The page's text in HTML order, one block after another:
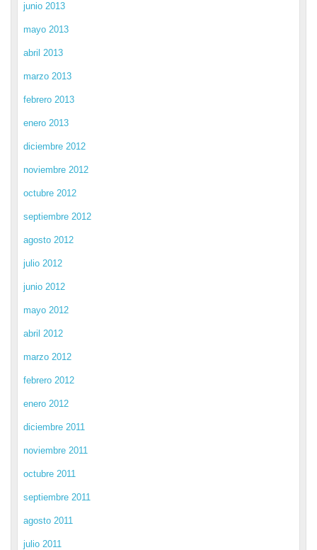
junio 2013
mayo 2013
abril 2013
marzo 2013
febrero 2013
enero 2013
diciembre 2012
noviembre 2012
octubre 2012
septiembre 2012
agosto 2012
julio 2012
junio 2012
mayo 2012
abril 2012
marzo 2012
febrero 2012
enero 2012
diciembre 2011
noviembre 2011
octubre 2011
septiembre 2011
agosto 2011
julio 2011